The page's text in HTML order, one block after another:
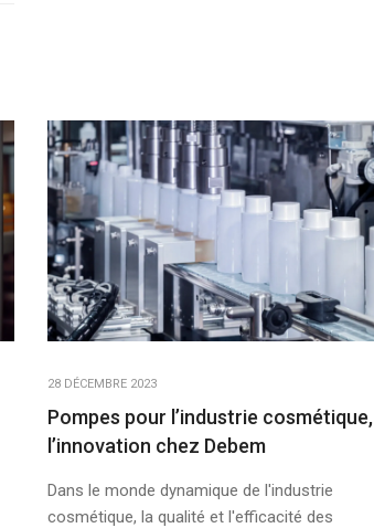
28 DÉCEMBRE 2023
Pompes pour l’industrie cosmétique,
l’innovation chez Debem
Dans le monde dynamique de l'industrie
cosmétique, la qualité et l'efficacité des